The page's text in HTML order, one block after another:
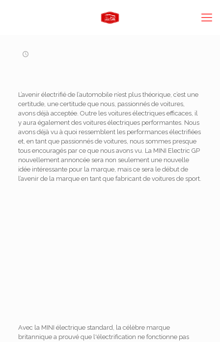
L’avenir électrifié de l’automobile n’est plus théorique, c’est une
certitude, une certitude que nous, passionnés de voitures,
avons déjà acceptée. Outre les voitures électriques efficaces, il
y aura également des voitures électriques performantes. Nous
avons déjà vu à quoi ressemblent les performances électrifiées
et, en tant que passionnés de voitures, nous sommes presque
tous encouragés par ce que nous avons vu. La MINI Electric GP
nouvellement annoncée sera non seulement une nouvelle
idée intéressante pour la marque, mais ce sera le début de
l’avenir de la marque en tant que fabricant de voitures de sport.
Avec la MINI électrique standard, la célèbre marque
britannique a prouvé que l'électrification ne fonctionne pas